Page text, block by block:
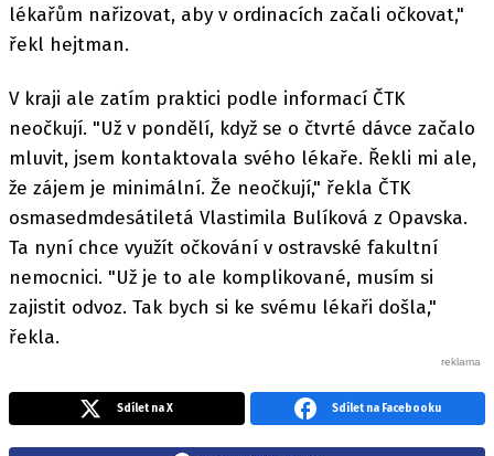
lékařům nařizovat, aby v ordinacích začali očkovat,"
řekl hejtman.
V kraji ale zatím praktici podle informací ČTK
neočkují. "Už v pondělí, když se o čtvrté dávce začalo
mluvit, jsem kontaktovala svého lékaře. Řekli mi ale,
že zájem je minimální. Že neočkují," řekla ČTK
osmasedmdesátiletá Vlastimila Bulíková z Opavska.
Ta nyní chce využít očkování v ostravské fakultní
nemocnici. "Už je to ale komplikované, musím si
zajistit odvoz. Tak bych si ke svému lékaři došla,"
řekla.
Sdílet na X Sdílet na Facebooku